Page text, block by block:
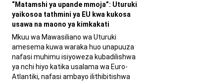
“Matamshi ya upande mmoja”: Uturuki
yaikosoa tathmini ya EU kwa kukosa
usawa na maono ya kimkakati
Mkuu wa Mawasiliano wa Uturuki
amesema kuwa waraka huo unapuuza
nafasi muhimu isiyoweza kubadilishwa
ya nchi hiyo katika usalama wa Euro-
Atlantiki, nafasi ambayo ilithibitishwa